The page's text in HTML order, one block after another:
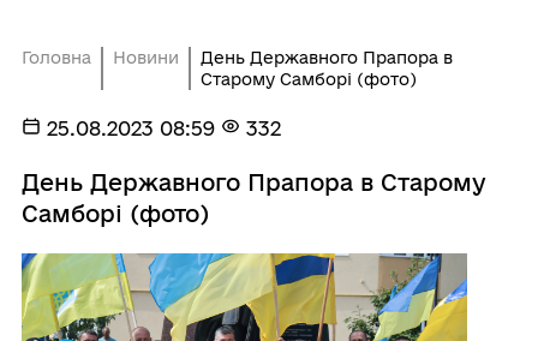
Головна Новини
День Державного Прапора в
Старому Самборі (фото)
25.08.2023 08:59 332
День Державного Прапора в Старому
Самборі (фото)